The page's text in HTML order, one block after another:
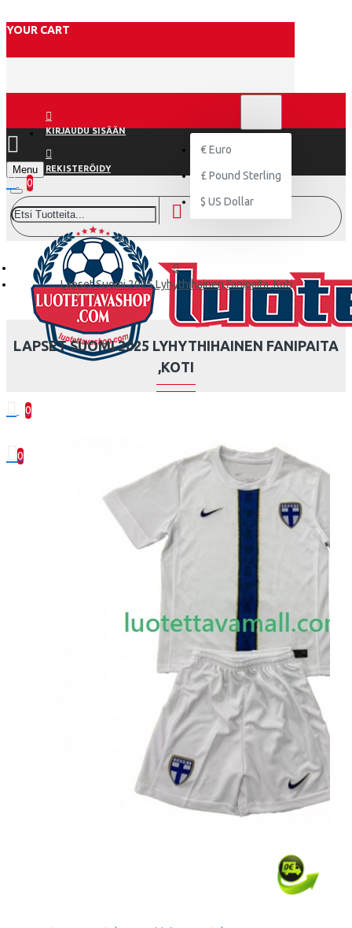
YOUR CART
KIRJAUDU SISÄÄN
REKISTERÖIDY
€ Euro
£ Pound Sterling
$ US Dollar
Menu
0
0
0
Ostoskorisi on tyhjä!
Lapset Suomi 2025 Lyhythihainen Fanipaita ,Koti
LAPSET SUOMI 2025 LYHYTHIHAINEN FANIPAITA
,KOTI